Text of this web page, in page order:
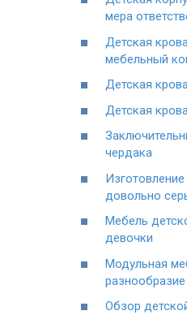
мера
Детская
мебельный
Детская
Детская
чердака
довольно
Мебель
девочки
Модульная
Обзор